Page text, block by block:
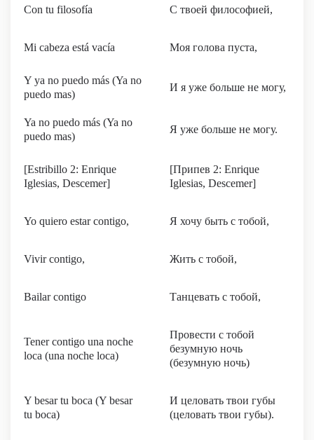
Con tu filosofía С твоей философией,
Mi cabeza está vacía Моя голова пуста,
Y ya no puedo más (Ya no
puedo mas)
И я уже больше не могу,
Ya no puedo más (Ya no
puedo mas)
Я уже больше не могу.
[Estribillo 2: Enrique
Iglesias, Descemer]
[Припев 2: Enrique
Iglesias, Descemer]
Yo quiero estar contigo, Я хочу быть с тобой,
Vivir contigo, Жить с тобой,
Bailar contigo Танцевать с тобой,
Tener contigo una noche
loca (una noche loca)
Провести с тобой
безумную ночь
(безумную ночь)
Y besar tu boca (Y besar
tu boca)
И целовать твои губы
(целовать твои губы).